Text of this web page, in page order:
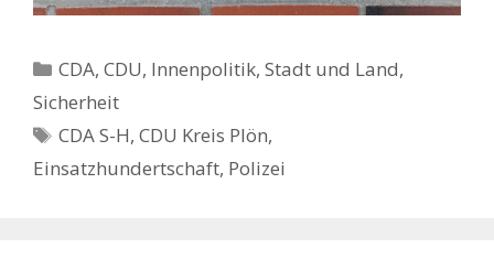
Kategorien
CDA,CDU, Innenpolitik, Stadt und Land,
Sicherheit
Schlagwörter
CDA S-H,CDU Kreis Plön,
Einsatzhundertschaft, Polizei